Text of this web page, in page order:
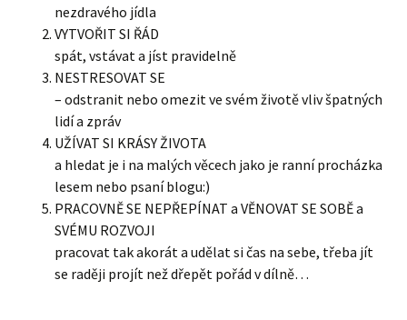
nezdravého jídla
VYTVOŘIT SI ŘÁD
spát, vstávat a jíst pravidelně
NESTRESOVAT SE
– odstranit nebo omezit ve svém životě vliv špatných
lidí a zpráv
UŽÍVAT SI KRÁSY ŽIVOTA
a hledat je i na malých věcech jako je ranní procházka
lesem nebo psaní blogu:)
PRACOVNĚ SE NEPŘEPÍNAT a VĚNOVAT SE SOBĚ a
SVÉMU ROZVOJI
pracovat tak akorát a udělat si čas na sebe, třeba jít
se raději projít než dřepět pořád v dílně…